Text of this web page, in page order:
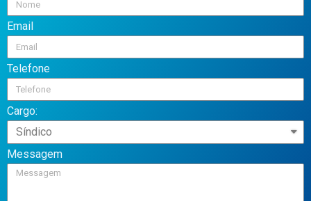
Email
Telefone
Cargo:
Messagem